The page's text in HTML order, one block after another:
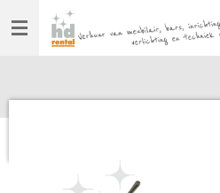
Ga
direct
hoofdinhoud